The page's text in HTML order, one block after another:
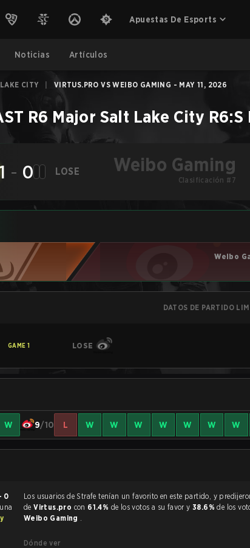
Apuestas De Esports
Noticias Artículos
CITY VIRTUS.PRO VS WEIBO GAMING - MAY 11, 2026
R6 Major Salt Lake City R6:S
- 0 LOSE Weibo Gaming
Clasificación #7
Weibo
DATOS DE PARTIDO
GAME 1 LOSE
W 9/10 L W W W W W W W
0
Los usuarios de Strafe tenían un favorito en este partido, y predijeron la victoria
deVirtus.pro con 61.4% de los votos a su favor y 38.6%de los
Weibo Gaming .
Dónde ver